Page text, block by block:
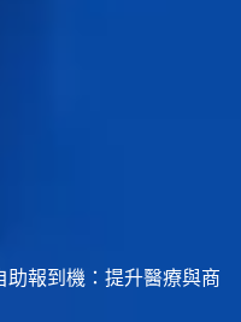
報到機：提升醫療與商